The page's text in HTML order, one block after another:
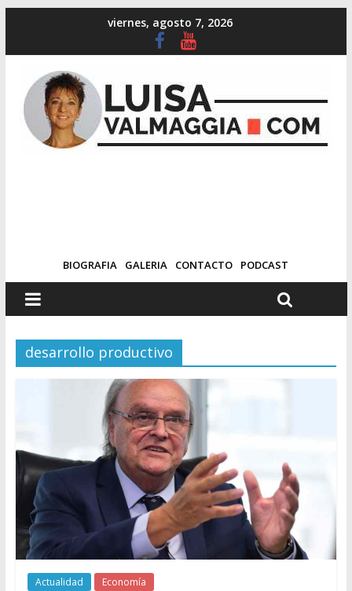
viernes, agosto 7, 2026
BIOGRAFIA GALERIA CONTACTO PODCAST
desarrollo productivo
Actualidad Economía